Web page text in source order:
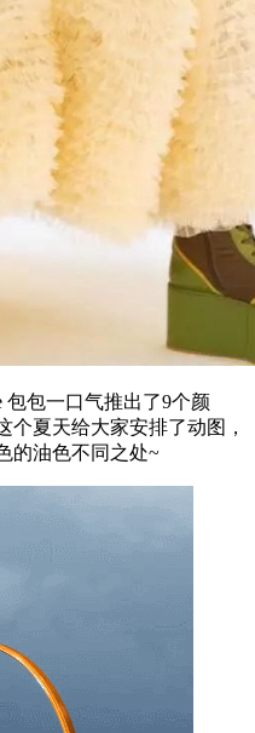
包一口气推出了9个颜
夏天给大家安排了动图，
的油色不同之处~